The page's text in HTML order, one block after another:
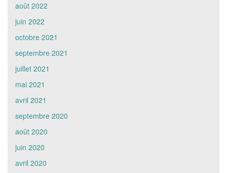
août 2022
juin 2022
octobre 2021
septembre 2021
juillet 2021
mai 2021
avril 2021
septembre 2020
août 2020
juin 2020
avril 2020